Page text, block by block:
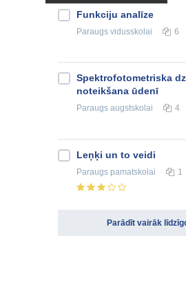
Funkciju analīze
Paraugs vidusskolai 6
Spektrofotometriska
noteikšana ūdenī
Paraugs augstskolai 4
Leņķi un to veidi
Paraugs pamatskolai 1
Parādīt vairāk